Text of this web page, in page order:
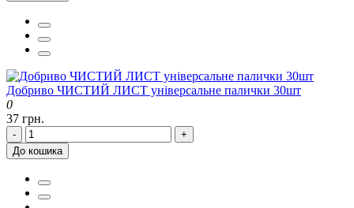
Добриво ЧИСТИЙ ЛИСТ універсальне палички 30шт
0
37 грн.
-
+
До кошика